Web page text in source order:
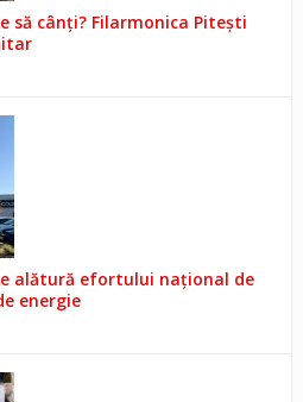
să cânți? Filarmonica Pitești
alătură efortului național de
energie